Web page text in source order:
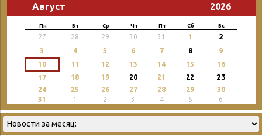
Август 2026
Пн Вт Ср Чт Пт Сб Вс
27 28 29 30 31 1 2
3 4 5 6 7 8
9
10
11 12 13 14 15
16
17
18 19 20 21 22 23
24 25 26 27 28 29
30
31
1 2 3 4 5 6